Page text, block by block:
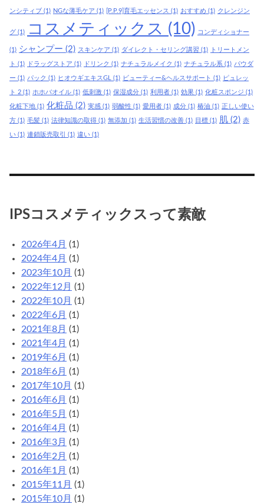
ンシティブ (1) NGな薄毛ケア (1) [P.P.9]育毛エッセンス (1) おすすめ (1) クレンジン
グ (1) コスメティックス (10) コンディショナー
(1) シャンプー (2) スキンケア (1) ダイレクト・セリング講習 (1) トリートメン
ト (1) ドラッグストア (1) ドリンク (1) ナチュラルメイク (1) ナチュラル系 (1) パウダ
ー (1) パック (1) ヒオウギエキスGL (1) ビューティー&ヘルスサポート (1) ピュレッ
ト 2 (1) ホホバオイル (1) 低刺激 (1) 保湿成分 (1) 利用者 (1) 効果 (1) 化粧スポンジ (1)
化粧下地 (1) 化粧品 (2) 実感 (1) 弱酸性 (1) 愛用者 (1) 成分 (1) 椿油 (1) 正しい使い
方 (1) 毛髪 (1) 法律知識の取得 (1) 無添加 (1) 生活習慣の改善 (1) 目標 (1) 肌 (2) 赤
い (1) 連鎖販売取引 (1) 違い (1)
IPSコスメティックスって素敵
2026年4月 (1)
2024年4月 (1)
2023年10月 (1)
2022年12月 (1)
2022年10月 (1)
2022年6月 (1)
2021年8月 (1)
2021年4月 (1)
2019年6月 (1)
2018年6月 (1)
2017年10月 (1)
2016年6月 (1)
2016年5月 (1)
2016年4月 (1)
2016年3月 (1)
2016年2月 (1)
2016年1月 (1)
2015年11月 (1)
2015年10月 (1)